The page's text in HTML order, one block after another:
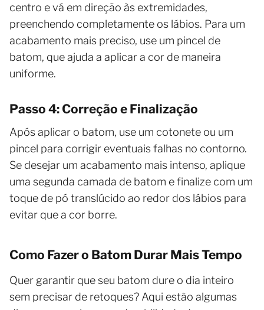
centro e vá em direção às extremidades,
preenchendo completamente os lábios. Para um
acabamento mais preciso, use um pincel de
batom, que ajuda a aplicar a cor de maneira
uniforme.
Passo 4: Correção e Finalização
Após aplicar o batom, use um cotonete ou um
pincel para corrigir eventuais falhas no contorno.
Se desejar um acabamento mais intenso, aplique
uma segunda camada de batom e finalize com um
toque de pó translúcido ao redor dos lábios para
evitar que a cor borre.
Como Fazer o Batom Durar Mais Tempo
Quer garantir que seu batom dure o dia inteiro
sem precisar de retoques? Aqui estão algumas